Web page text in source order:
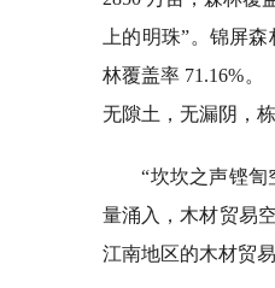
上的明珠”。锦屏
林覆盖率 71.16%。
无隙土，无漏阴，
“坎坎之声铿訇空
量涌入，木材贸易
江南地区的木材贸